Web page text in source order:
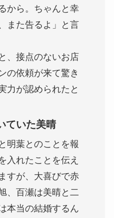
から。ちゃんと幸
また告るよ」と言
、接点のないお店
の依頼が来て驚き
力が認められたと
ていた美晴
明葉とのことを報
入れたことを伝え
すが、大喜びで赤
、百瀬は美晴と二
本当の結婚するん